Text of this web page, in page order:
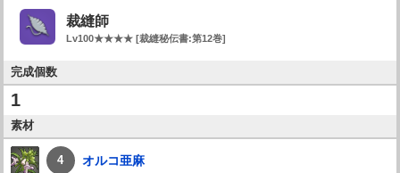
裁縫師
Lv100★★★★ [裁縫秘伝書:第12巻]
完成個数
1
素材
4 オルコ亜麻